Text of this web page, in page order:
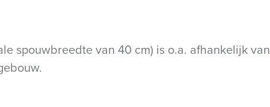
spouwbreedte van 40 cm) is o.a. afhankelijk van